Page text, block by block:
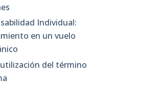
Individual:
en un vuelo
del término